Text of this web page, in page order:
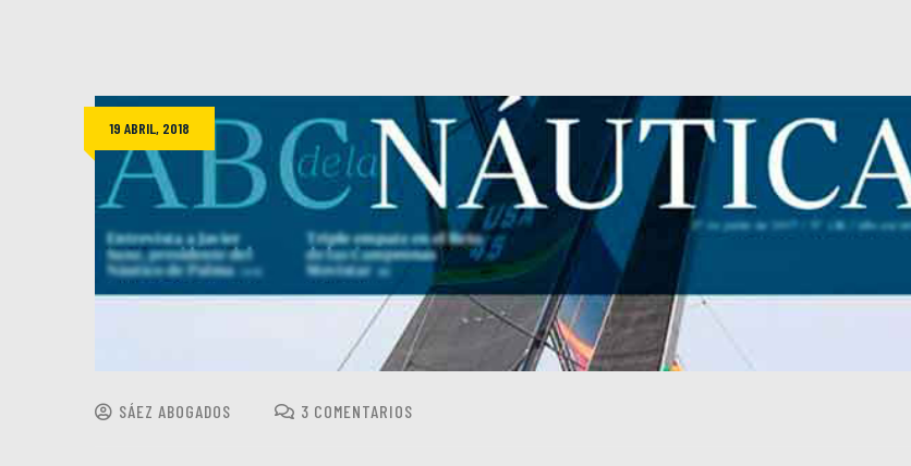
19 ABRIL, 2018
SÁEZ ABOGADOS 3 COMENTARIOS